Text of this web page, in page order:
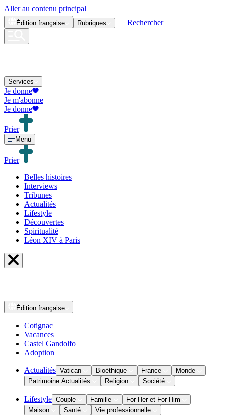
Aller au contenu principal
Édition française Rubriques Rechercher
Services
Je donne
Je m'abonne
Je donne
Prier
Menu
Prier
Belles histoires
Interviews
Tribunes
Actualités
Lifestyle
Découvertes
Spiritualité
Léon XIV à Paris
Édition française
Cotignac
Vacances
Castel Gandolfo
Adoption
Actualités Vatican Bioéthique France
Monde
Patrimoine Actualités
Religion Société
Lifestyle Couple Famille
For Her et For Him
Maison
Santé Vie professionnelle